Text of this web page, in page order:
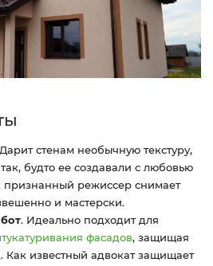
стенам необычную текстуру,
будто ее создавали с любовью
признанный режиссер снимает
и мастерски.
. Идеально подходит для
фасадов, защищая
Как известный адвокат защищает